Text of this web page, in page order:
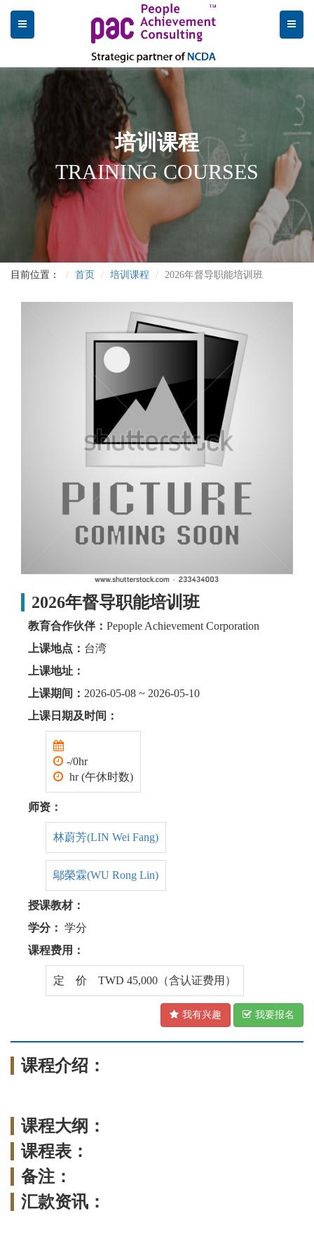
培训课程
TRAINING COURSES
目前位置： 首页 培训课程 2026年督导职能培训班
2026年督导职能培训班
教育合作伙伴： Pepople Achievement Corporation
上课地点： 台湾
上课地址：
上课期间： 2026-05-08 ~ 2026-05-10
上课日期及时间：
-/0hr
hr (午休时数)
师资：
林蔚芳(LIN Wei Fang)
鄔榮霖(WU Rong Lin)
授课教材：
学分： 学分
课程费用：
定 价 TWD 45,000（含认证费用）
我有兴趣 我要报名
课程介绍：
课程大纲：
课程表：
备注：
汇款资讯：